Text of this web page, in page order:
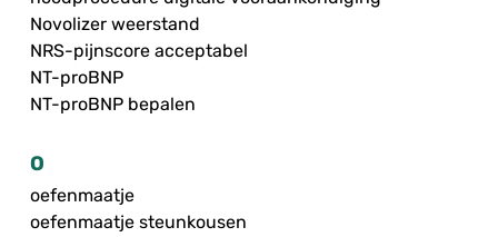
Novolizer weerstand
NRS-pijnscore acceptabel
NT-proBNP
NT-proBNP bepalen
O
oefenmaatje
oefenmaatje steunkousen